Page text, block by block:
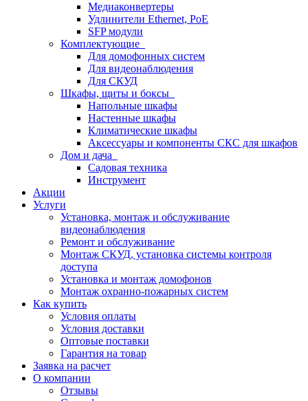
Медиаконвертеры
Удлинители Ethernet, PoE
SFP модули
Комплектующие
Для домофонных систем
Для видеонаблюдения
Для СКУД
Шкафы, щиты и боксы
Напольные шкафы
Настенные шкафы
Климатические шкафы
Аксессуары и компоненты СКС для шкафов
Дом и дача
Садовая техника
Инструмент
Акции
Услуги
Установка, монтаж и обслуживание
видеонаблюдения
Ремонт и обслуживание
Монтаж СКУД, установка системы контроля
доступа
Установка и монтаж домофонов
Монтаж охранно-пожарных систем
Как купить
Условия оплаты
Условия доставки
Оптовые поставки
Гарантия на товар
Заявка на расчет
О компании
Отзывы